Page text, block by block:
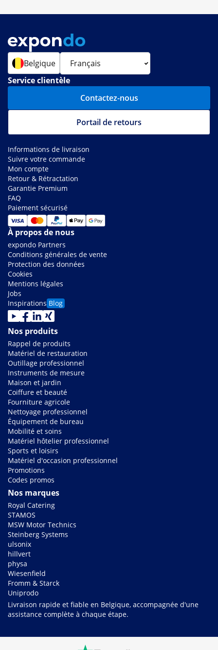
Belgique
Service clientèle
Contactez-nous
Portail de retours
Informations de livraison
Suivre votre commande
Mon compte
Retour & Rétractation
Garantie Premium
FAQ
Paiement sécurisé
À propos de nous
expondo Partners
Conditions générales de vente
Protection des données
Cookies
Mentions légales
Jobs
Inspirations Blog
Nos produits
Rappel de produits
Matériel de restauration
Outillage professionnel
Instruments de mesure
Maison et jardin
Coiffure et beauté
Fourniture agricole
Nettoyage professionnel
Équipement de bureau
Mobilité et soins
Matériel hôtelier professionnel
Sports et loisirs
Matériel d'occasion professionnel
Promotions
Codes promos
Nos marques
Royal Catering
STAMOS
MSW Motor Technics
Steinberg Systems
ulsonix
hillvert
physa
Wiesenfield
Fromm & Starck
Uniprodo
Livraison rapide et fiable en Belgique, accompagnée d'une
assistance complète à chaque étape.